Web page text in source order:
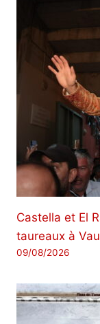
Castella et El
taureaux à
09/08/2026